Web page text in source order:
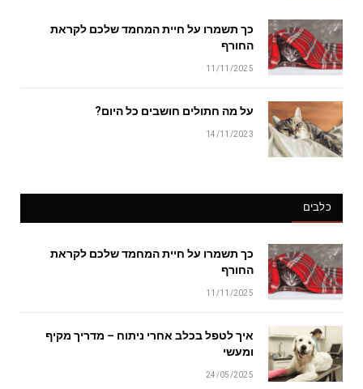
כך תשמרו על חיית המחמד שלכם לקראת
החורף
11/11/2025
על מה חתולים חושבים כל היום?
14/11/2023
כלבים
כך תשמרו על חיית המחמד שלכם לקראת
החורף
11/11/2025
איך לטפל בכלב אחרי ניתוח – מדריך מקיף
ומעשי
24/05/2025